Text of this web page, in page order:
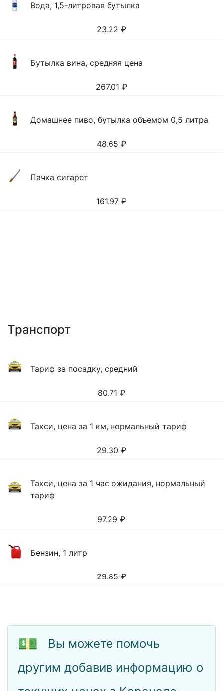
Вода, 1,5-литровая бутылка
23.22 ₽
Бутылка вина, средняя цена
267.01 ₽
Домашнее пиво, бутылка объемом 0,5 литра
48.65 ₽
Пачка сигарет
161.97 ₽
Транспорт
Тариф за посадку, средний
80.71 ₽
Такси, цена за 1 км, нормальный тариф
29.30 ₽
Такси, цена за 1 час ожидания, нормальный
тариф
97.29 ₽
Бензин, 1 литр
29.85 ₽
💵
Вы можете помочь
другим добавив информацию о